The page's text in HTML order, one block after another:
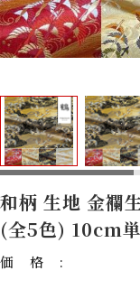
和柄 生地 金襴
(全5色) 10cm
価格: